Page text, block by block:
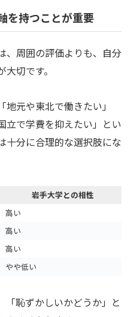
を持つことが重要
、周囲の評価よりも、自分
切です。
元や東北で働きたい」
立で学費を抑えたい」とい
十分に合理的な選択肢にな
岩手大学との相性
高い
高い
高い
やや低い
「恥ずかしいかどうか」と